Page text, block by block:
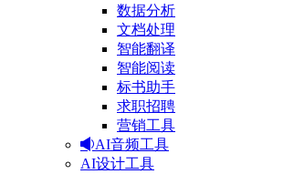
数据分析
文档处理
智能翻译
智能阅读
标书助手
求职招聘
营销工具
AI音频工具
AI设计工具